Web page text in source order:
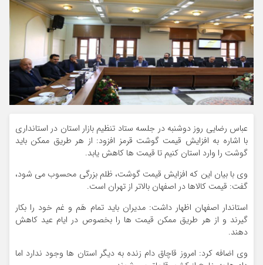
عباس رضایی روز دوشنبه در جلسه ستاد تنظیم بازار استان در استانداری
با اشاره به افزایش قیمت گوشت قرمز افزود: از هر طریق ممکن باید
گوشت را وارد استان کنیم تا قیمت ها کاهش یابد.
وی با بیان این که افزایش قیمت گوشت، ظلم بزرگی محسوب می شود،
گفت: قیمت کالاها در اصفهان بالاتر از تهران است.
استاندار اصفهان اظهار داشت: مدیران باید تمام هَم و غم خود را بکار
گیرند و از هر طریق ممکن قیمت ها را بخصوص در ایام عید کاهش
دهند.
وی اضافه کرد: امروز قاچاق دام زنده به دیگر استان ها وجود ندارد اما